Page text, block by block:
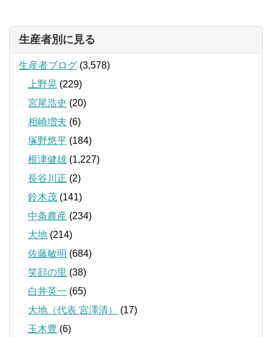
生産者別に見る
生産者ブログ (3,578)
上野晃 (229)
宮尾浩史 (20)
相崎増夫 (6)
塚野悠平 (184)
根津健雄 (1,227)
長谷川正 (2)
鈴木茂 (141)
中条農産 (234)
大地 (214)
佐藤敏明 (684)
笑顔の里 (38)
白井英一 (65)
大地（代表 宮澤清）
(17)
玉木豊 (6)